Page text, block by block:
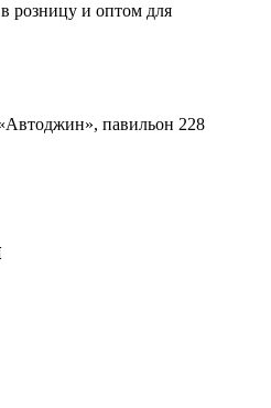
розницу и оптом для
павильон 228